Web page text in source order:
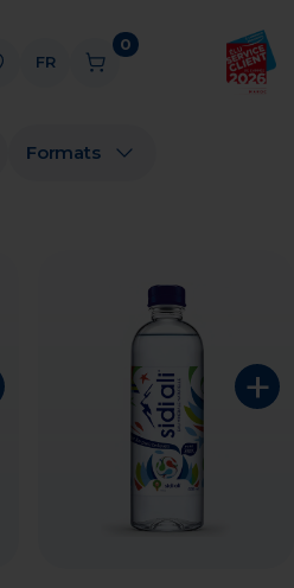
FR
0
Formats
+